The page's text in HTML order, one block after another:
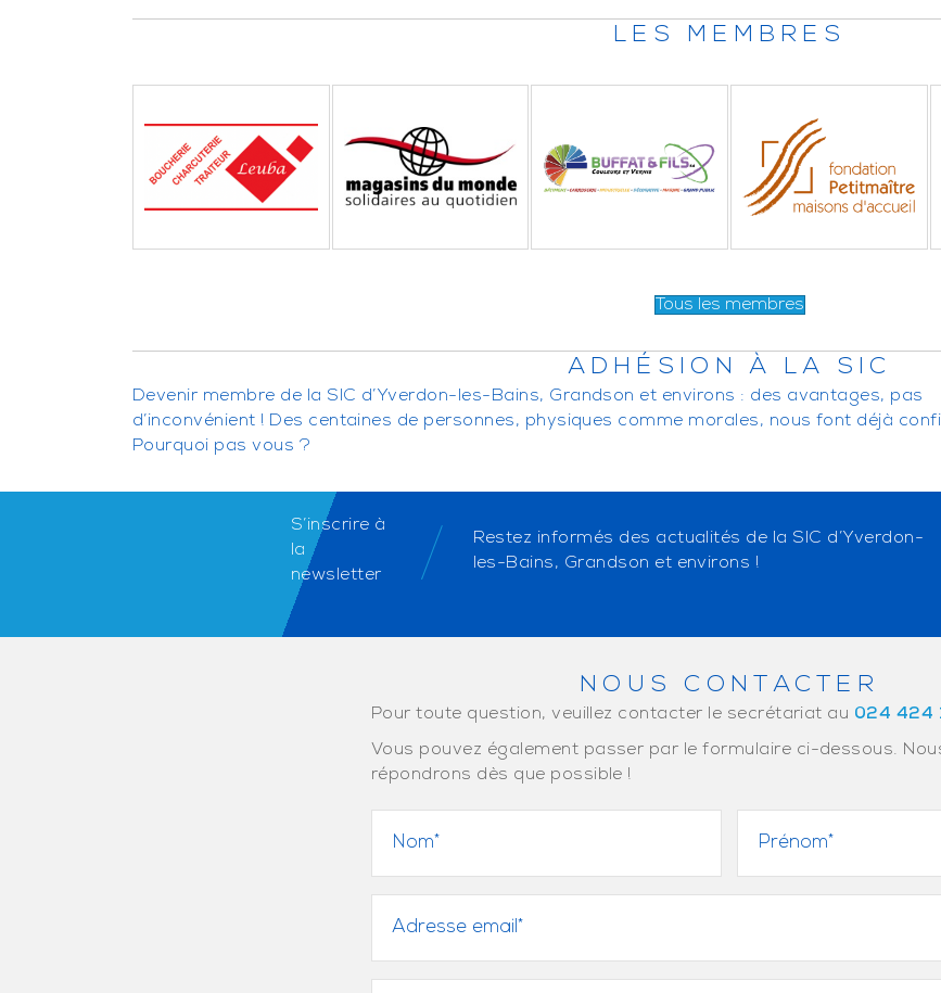
LES MEMBRES
Tous les membres
ADHÉSION À LA SIC
Devenir membre de la SIC d’Yverdon-les-Bains, Grandson et environs : des avantages, pas
d’inconvénient ! Des centaines de personnes, physiques comme morales, nous font déjà
Pourquoi pas vous ?
S’inscrire à
la
newsletter
Restez informés des actualités de la SIC d’Yverdon-
les-Bains, Grandson et environs !
NOUS CONTACTER
Pour toute question, veuillez contacter le secrétariat au 024 424
Vous pouvez également passer par le formulaire ci-dessous.
répondrons dès que possible !